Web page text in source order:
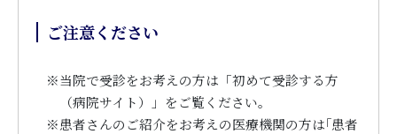
ご注意ください
※当院で受診をお考えの方は「初めて受診する方
（病院サイト）」をご覧ください。
※患者さんのご紹介をお考えの医療機関の方は｢患者